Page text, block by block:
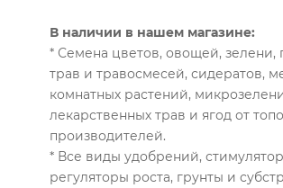
В наличии в нашем магазине:
* Семена цветов, овощей, зелени,
трав и травосмесей, сидератов,
комнатных растений,
лекарственных трав и ягод от
производителей.
* Все виды удобрений,
регуляторы роста, грунты и